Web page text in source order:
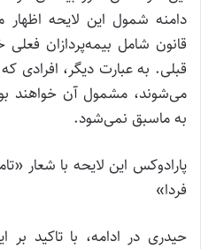
دامنه شمول این لایحه
قانون شامل بیمه‌پردازان
قبلی. به عبارت دیگر، افرادی
می‌شوند، مشمول آن خواهند
به ماسبق نمی‌شود.
پارادوکس این لایحه با شعار
فردا»
حیدری در ادامه، با تاکید بر